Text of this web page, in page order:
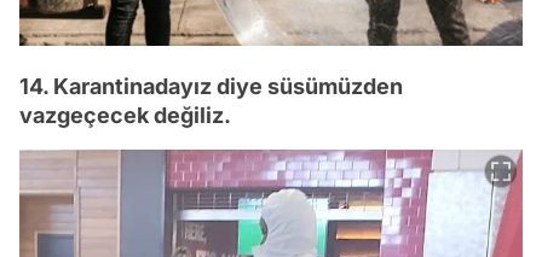
14. Karantinadayız diye süsümüzden
vazgeçecek değiliz.